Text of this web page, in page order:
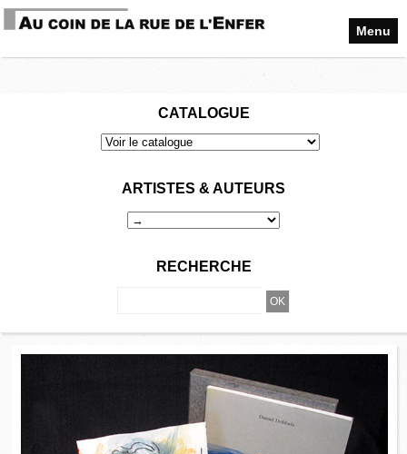
Menu
CATALOGUE
ARTISTES & AUTEURS
RECHERCHE